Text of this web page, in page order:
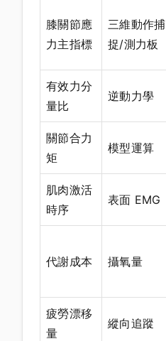
膝關節應
力主指標
三維動作捕
捉/測力板
有效力分
量比
逆動力學
關節合力
矩
模型運算
肌肉激活
時序
表面 EMG
代謝成本 攝氧量
疲勞漂移
量
縱向追蹤